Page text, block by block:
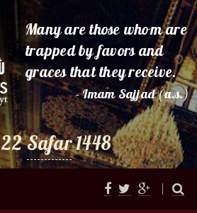
Many are those whom are
trapped by favors and
graces that they receive.
- Imam Sajjad (a.s.)
22Safar1448